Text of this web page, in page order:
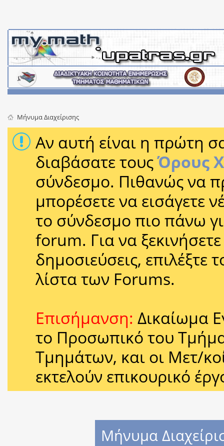
Mήνυμα Διαχείρισης
Αν αυτή είναι η πρώτη
διαβάσατε τουςΌρους
σύνδεσμο. Πιθανώς να
μπορέσετε να εισάγετε
το σύνδεσμο πιο πάνω
forum. Για να
δημοσιεύσεις, επιλέξτε
λίστα των Forums.
Επισήμανση: Δικαίωμα
το Προσωπικό του
Τμημάτων, και οι Μετ/
εκτελούν επικουρικό
Mήνυμα